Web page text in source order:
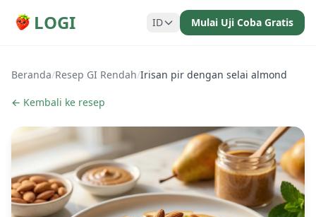
LOGI ID Mulai Uji Coba Gratis
Beranda/Resep GI Rendah/Irisan pir dengan selai almond
← Kembali ke resep